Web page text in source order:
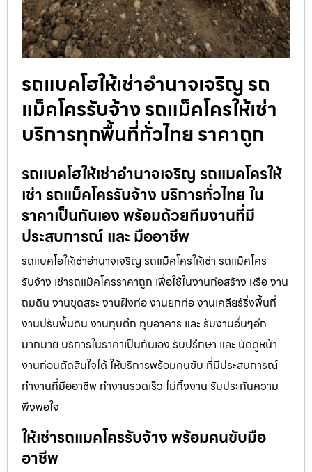
รถแบคโฮให้เช่าอำนาจเจริญ รถ
แม็คโครรับจ้าง รถแม็คโครให้เช่า
บริการทุกพื้นที่ทั่วไทย ราคาถูก
รถแบคโฮให้เช่าอำนาจเจริญ รถแมคโครให้
เช่า รถแม็คโครรับจ้าง บริการทั่วไทย ใน
ราคาเป็นกันเอง พร้อมด้วยทีมงานที่มี
ประสบการณ์ และ มืออาชีพ
รถแบคโฮให้เช่าอำนาจเจริญ รถแม็คโครให้เช่า รถแม็คโคร
รับจ้าง เช่ารถแม็คโครราคาถูก เพื่อใช้ในงานก่อสร้าง หรือ งาน
ถมดิน งานขุดสระ งานฝังท่อ งานยกท่อ งานเคลียร์ริ่งพื้นที่
งานปรับพื้นดิน งานทุบตึก ทุบอาคาร และ รับงานอื่นๆอีก
มากมาย บริการในราคาเป็นกันเอง รับปรึกษา และ นัดดูหน้า
งานก่อนตัดสินใจได้ ให้บริการพร้อมคนขับ ที่มีประสบการณ์
ทำงานที่มืออาชีพ ทำงานรวดเร็ว ไม่ทิ้งงาน รับประกันความ
พึงพอใจ
ให้เช่ารถแมคโครรับจ้าง พร้อมคนขับมือ
อาชีพ